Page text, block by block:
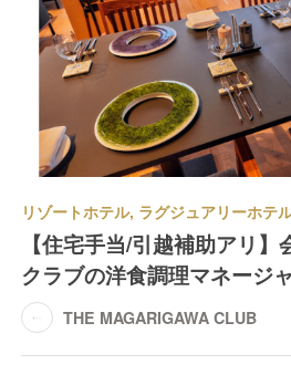
【住宅手当/引越補助アリ
クラブの洋食調理マネージ
THE MAGARIGAWA CLUB